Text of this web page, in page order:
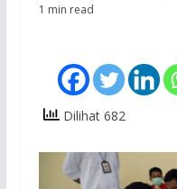
1 min read
Dilihat 682